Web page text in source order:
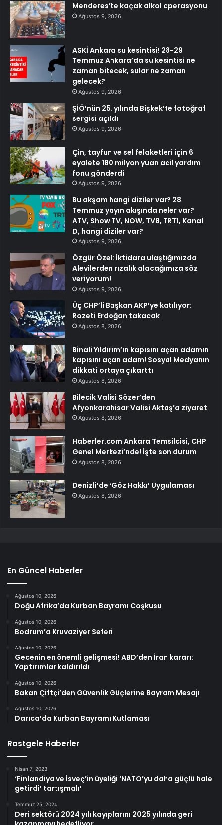
Menderes’te kaçak alkol operasyonu
Ağustos 9, 2026
ASKİ Ankara su kesintisi! 28-29
Temmuz Ankara’da su kesintisi ne
zaman bitecek, sular ne zaman
gelecek?
Ağustos 9, 2026
ŞİÖ’nün 25. yılında Bişkek’te fotoğraf
sergisi açıldı
Ağustos 9, 2026
Çin, tayfun ve sel felaketleri için 6
eyalete 180 milyon yuan acil yardım
fonu gönderdi
Ağustos 9, 2026
Bu akşam hangi diziler var? 28
Temmuz yayın akışında neler var?
ATV, Show TV, NOW, TV8, TRT1, Kanal
D, hangi diziler var?
Ağustos 9, 2026
Özgür Özel: İktidara ulaştığımızda
Alevilerden rızalık alacağımıza söz
veriyorum!
Ağustos 9, 2026
Üç CHP’li Başkan AKP’ye katılıyor:
Rozeti Erdoğan takacak
Ağustos 8, 2026
Binali Yıldırım’ın kapısını açan adamın
kapısını açan adam! Sosyal Medyanın
dikkati ortaya çıkarttı
Ağustos 8, 2026
Bilecik Valisi Sözer’den
Afyonkarahisar Valisi Aktaş’a ziyaret
Ağustos 8, 2026
Haberler.com Ankara Temsilcisi, CHP
Genel Merkezi’nde! İşte son durum
Ağustos 8, 2026
Denizli’de ‘Göz Hakkı’ Uygulaması
Ağustos 8, 2026
En Güncel Haberler
Ağustos 10, 2026
Doğu Afrika’da Kurban Bayramı Coşkusu
Ağustos 10, 2026
Bodrum’a Kruvaziyer Seferi
Ağustos 10, 2026
Gecenin en önemli gelişmesi! ABD’den İran kararı:
Yaptırımlar kaldırıldı
Ağustos 10, 2026
Bakan Çiftçi’den Güvenlik Güçlerine Bayram Mesajı
Ağustos 10, 2026
Darıca’da Kurban Bayramı Kutlaması
Rastgele Haberler
Nisan 7, 2023
‘Finlandiya ve İsveç’in üyeliği ‘NATO’yu daha güçlü hale
getirdi’ tartışmalı’
Temmuz 25, 2024
Deri sektörü 2024 yılı kayıplarını 2025 yılında geri